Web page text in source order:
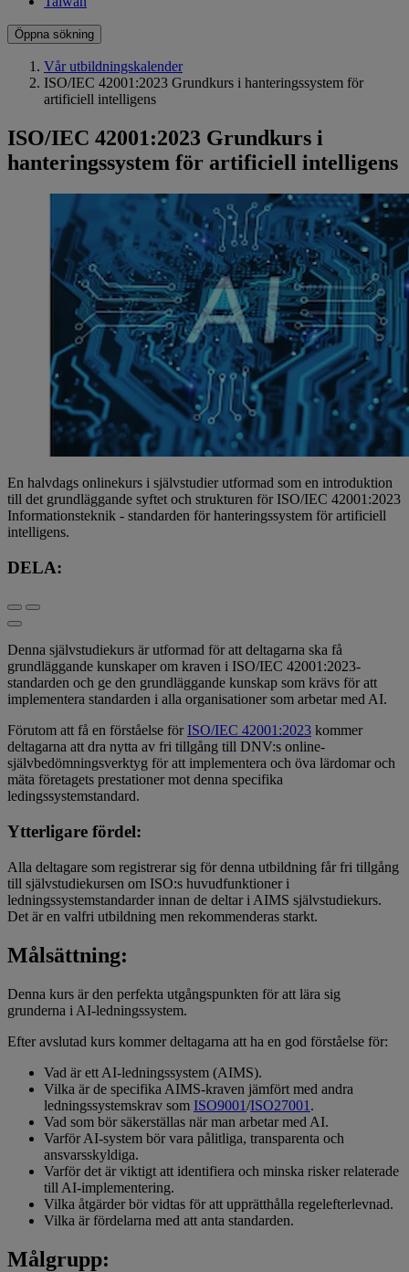
Öppna sökning
Vår utbildningskalender
ISO/IEC 42001:2023 Grundkurs i hanteringssystem för
artificiell intelligens
ISO/IEC 42001:2023 Grundkurs i
hanteringssystem för artificiell intelligens
En halvdags onlinekurs i självstudier utformad som en introduktion
till det grundläggande syftet och strukturen för ISO/IEC 42001:2023
Informationsteknik - standarden för hanteringssystem för artificiell
intelligens.
DELA:
Denna självstudiekurs är utformad för att deltagarna ska få
grundläggande kunskaper om kraven i ISO/IEC 42001:2023-
standarden och ge den grundläggande kunskap som krävs för att
implementera standarden i alla organisationer som arbetar med AI.
Förutom att få en förståelse förISO/IEC 42001:2023 kommer
deltagarna att dra nytta av fri tillgång till DNV:s online-
självbedömningsverktyg för att implementera och öva lärdomar och
mäta företagets prestationer mot denna specifika
ledingssystemstandard.
Ytterligare fördel:
Alla deltagare som registrerar sig för denna utbildning får fri tillgång
till självstudiekursen om ISO:s huvudfunktioner i
ledningssystemstandarder innan de deltar i AIMS självstudiekurs.
Det är en valfri utbildning men rekommenderas starkt.
Målsättning:
Denna kurs är den perfekta utgångspunkten för att lära sig
grunderna i AI-ledningssystem.
Efter avslutad kurs kommer deltagarna att ha en god förståelse för:
Vad är ett AI-ledningssystem (AIMS).
Vilka är de specifika AIMS-kraven jämfört med andra
ledningssystemskrav som ISO9001/ISO27001 .
Vad som bör säkerställas när man arbetar med AI.
Varför AI-system bör vara pålitliga, transparenta och
ansvarsskyldiga.
Varför det är viktigt att identifiera och minska risker relaterade
till AI-implementering.
Vilka åtgärder bör vidtas för att upprätthålla regelefterlevnad.
Vilka är fördelarna med att anta standarden.
Målgrupp: